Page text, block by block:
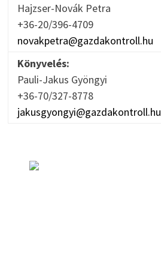
Hajzser-Novák Petra
+36-20/396-4709
novakpetra@gazdakontroll.hu
Könyvelés:
Pauli-Jakus Gyöngyi
+36-70/327-8778
jakusgyongyi@gazdakontroll.hu